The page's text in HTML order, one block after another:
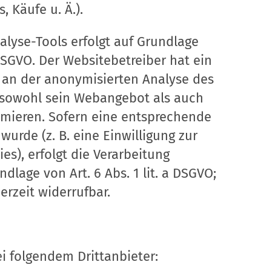
Käufe u. Ä.).
Tools erfolgt auf Grundlage
Der Websitebetreiber hat ein
der anonymisierten Analyse des
sein Webangebot als auch
Sofern eine entsprechende
(z. B. eine Einwilligung zur
erfolgt die Verarbeitung
von Art. 6 Abs. 1 lit. a DSGVO;
widerrufbar.
folgendem Drittanbieter: